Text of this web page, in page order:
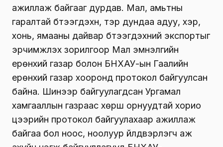
ажиллаж байгааг дурдав. Мал, амьтны
гаралтай бүтээгдэхүүн, тэр дундаа адуу, үхэр,
хонь, ямааны дайвар бүтээгдэхүүний экспортыг
эрчимжүүлэх зорилгоор Мал эмнэлгийн
ерөнхий газар болон БНХАУ-ын Гаалийн
ерөнхий газар хооронд протокол байгуулсан
байна. Шинээр байгуулагдсан Ургамал
хамгааллын газраас хөрш орнуудтай хорио
цээрийн протокол байгуулахаар ажиллаж
байгаа бол ноос, ноолуур үйлдвэрлэгч аж